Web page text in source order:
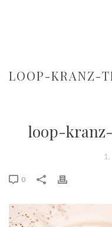
LOOP-KRANZ-
loop-
0